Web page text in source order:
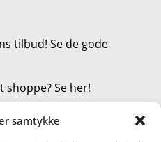
samtykke
tilbud! Se de gode
Se her!